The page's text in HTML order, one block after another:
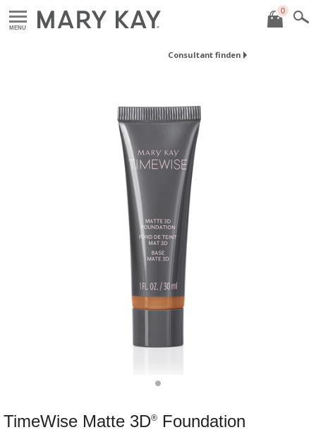
MENU
0
Consultant finden
TimeWise Matte 3D® Foundation